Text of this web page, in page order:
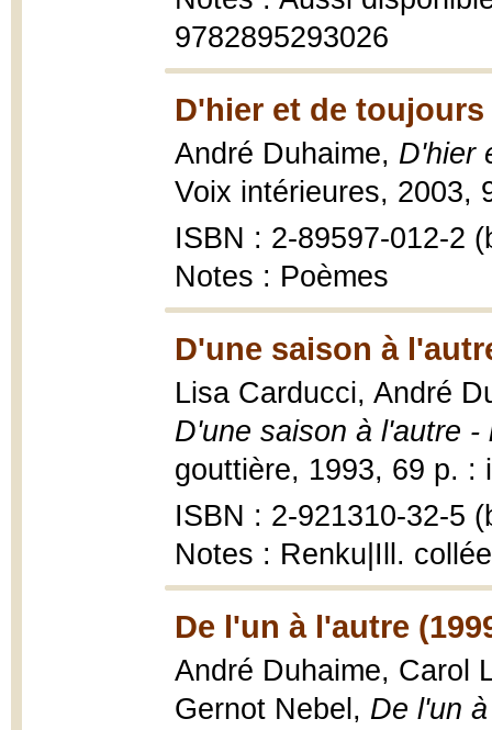
9782895293026
D'hier et de toujours
André Duhaime, D'hier
Voix intérieures, 2003,
ISBN : 2-89597-012-2
Notes : Poèmes
D'une saison à
Lisa Carducci, André
D'une saison à l'autre -
gouttière, 1993, 69 p. :
ISBN : 2-921310-32-5
Notes : Renku|Ill.
De l'un à l'autre
André Duhaime, Carol
Gernot Nebel, De l'un